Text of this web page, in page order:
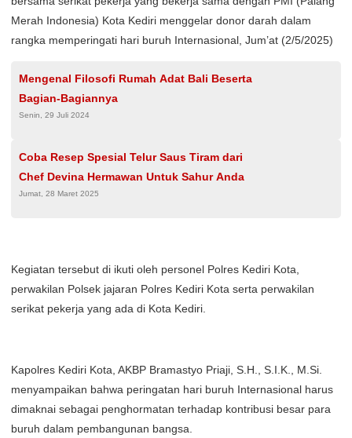
Merah Indonesia) Kota Kediri menggelar donor darah dalam
rangka memperingati hari buruh Internasional, Jum’at (2/5/2025)
Mengenal Filosofi Rumah Adat Bali Beserta
Bagian-Bagiannya
Senin, 29 Juli 2024
Coba Resep Spesial Telur Saus Tiram dari
Chef Devina Hermawan Untuk Sahur Anda
Jumat, 28 Maret 2025
Kegiatan tersebut di ikuti oleh personel Polres Kediri Kota,
perwakilan Polsek jajaran Polres Kediri Kota serta perwakilan
serikat pekerja yang ada di Kota Kediri.
Kapolres Kediri Kota, AKBP Bramastyo Priaji, S.H., S.I.K., M.Si.
menyampaikan bahwa peringatan hari buruh Internasional harus
dimaknai sebagai penghormatan terhadap kontribusi besar para
buruh dalam pembangunan bangsa.